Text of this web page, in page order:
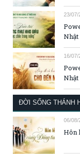
23/07/
Nhật
16/07/
Nhật
ĐỜI SỐNG THÁNH
06/08/
Hôn